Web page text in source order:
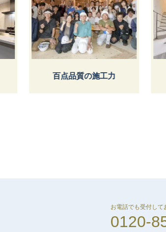
リフォーム・
リノベーション
お電話でも受付して
0120-